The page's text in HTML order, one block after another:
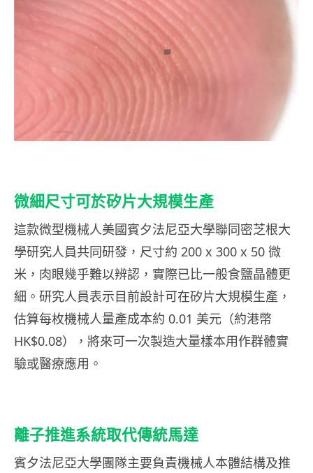
微細尺寸可於矽片大規模生產
這款微型機械人美國賓夕法尼亞大學聯同密芝根大
學研究人員共同研發，尺寸約 200 x 300 x 50 微
米，肉眼幾乎難以辨認，實際已比一般食鹽晶體更
細。研究人員表示目前設計可在矽片大規模生產，
估算每枚機械人量產成本約 0.01 美元（約港幣
HK$0.08），將來可一次製造大量樣本用作群體實
驗或醫療應用。
離子推進系統取代傳統馬達
賓夕法尼亞大學團隊主要負責機械人本體結構及推